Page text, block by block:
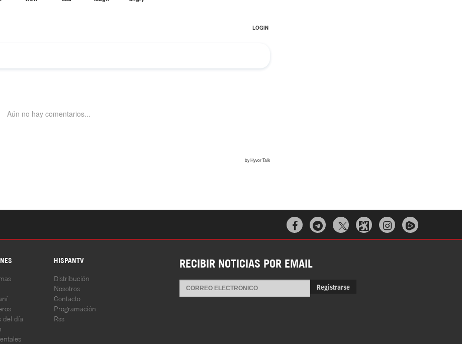
  
HISPANTV
del día
Distribución
Nosotros
Contacto
Programación
Rss
RECIBIR NOTICIAS POR EMAIL
Registrarse